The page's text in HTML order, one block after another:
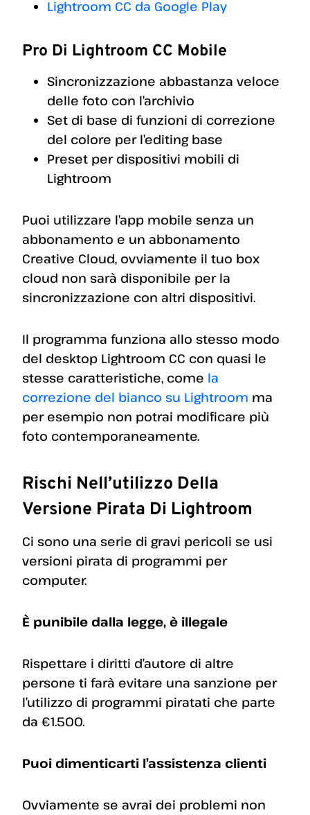
Lightroom CC da Google Play
Pro Di Lightroom CC Mobile
Sincronizzazione abbastanza veloce
delle foto con l’archivio
Set di base di funzioni di correzione
del colore per l’editing base
Preset per dispositivi mobili di
Lightroom
Puoi utilizzare l’app mobile senza un
abbonamento e un abbonamento
Creative Cloud, ovviamente il tuo box
cloud non sarà disponibile per la
sincronizzazione con altri dispositivi.
Il programma funziona allo stesso modo
del desktop Lightroom CC con quasi le
stesse caratteristiche, come la
correzione del bianco su Lightroom ma
per esempio non potrai modificare più
foto contemporaneamente.
Rischi Nell’utilizzo Della
Versione Pirata Di Lightroom
Ci sono una serie di gravi pericoli se usi
versioni pirata di programmi per
computer.
È punibile dalla legge, è illegale
Rispettare i diritti d’autore di altre
persone ti farà evitare una sanzione per
l’utilizzo di programmi piratati che parte
da €1.500.
Puoi dimenticarti l’assistenza clienti
Ovviamente se avrai dei problemi non